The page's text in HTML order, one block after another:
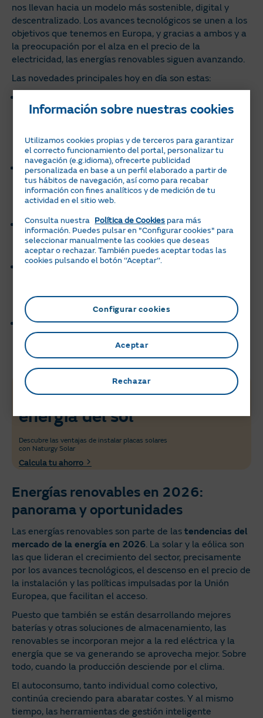
nos llevan hacia un modelo más sostenible, digital y
descentralizado. Los avances tecnológicos se unen a los
objetivos que tenemos en Europa, y gracias a ambos y a
la preocupación por el alza en el precio de la
electricidad, las energías renovables siguen avanzando.
Las novedades principales hoy en día son estas:
actuales usan tecnologías como TOPCon, HJT o
rendimiento y generan más electricidad con la misma
superficie instalada. Además, se reducen lasaverías
Crecimiento del almacenamiento energético. La
capacidad de las baterías también aumenta para que
se pueda aprovechar el excedente de energía y evitar
Crece el autoconsumo colectivo. Las instalaciones se
comparten entre comunidades, edificios residenciales
y empresas para optimizar costes y recursos.
Digitalización e inteligencia artificial. Los sistemas
necesidades energéticas y optimizan
automáticamente el uso de la energía.
Integración de renovables en edificios. Los sistemas
fotovoltaicos empiezan a integrarse en las fachadas,
cubiertas o elementos constructivos.
Ahorra con la
energía del sol
Descubre las ventajas de instalar placas solares
con Naturgy Solar
Calcula tu ahorro
Energías renovables en 2026:
panorama y oportunidades
Las energías renovables son parte de las tendencias del
mercado de la energía en 2026. La solar y la eólica son
las que lideran el crecimiento del sector, precisamente
por los avances tecnológicos, el descenso en el precio de
la instalación y las políticas impulsadas por la Unión
Europea, que facilitan el acceso.
Puesto que también se están desarrollando mejores
baterías y otras soluciones de almacenamiento, las
renovables se incorporan mejor a la red eléctrica y la
energía que se va generando se aprovecha mejor. Sobre
todo, cuando la producción desciende por el clima.
El autoconsumo, tanto individual como colectivo,
continúa creciendo para abaratar costes. Y al mismo
tiempo, las herramientas de gestión inteligente
Información sobre nuestras cookies
Utilizamos cookies propias y de terceros para garantizar
el correcto funcionamiento del portal, personalizar tu
navegación (e.g.idioma), ofrecerte publicidad
personalizada en base a un perfil elaborado a partir de
tus hábitos de navegación, así como para recabar
información con fines analíticos y de medición de tu
actividad en el sitio web.
Consulta nuestra Política de Cookies para más
información. Puedes pulsar en "Configurar cookies" para
seleccionar manualmente las cookies que deseas
aceptar o rechazar. También puedes aceptar todas las
cookies pulsando el botón ‘‘Aceptar’’.
Configurar cookies
Rechazar
Aceptar